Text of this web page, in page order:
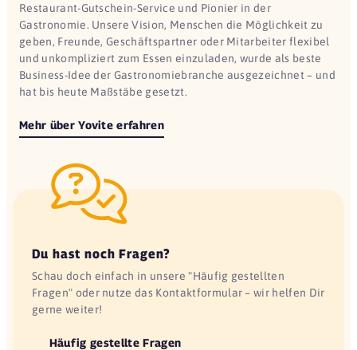
Restaurant-Gutschein-Service und Pionier in der
Gastronomie. Unsere Vision, Menschen die Möglichkeit zu
geben, Freunde, Geschäftspartner oder Mitarbeiter flexibel
und unkompliziert zum Essen einzuladen, wurde als beste
Business-Idee der Gastronomiebranche ausgezeichnet – und
hat bis heute Maßstäbe gesetzt.
Mehr über Yovite erfahren
Du hast noch Fragen?
Schau doch einfach in unsere "Häufig gestellten
Fragen" oder nutze das Kontaktformular – wir helfen Dir
gerne weiter!
Häufig gestellte Fragen